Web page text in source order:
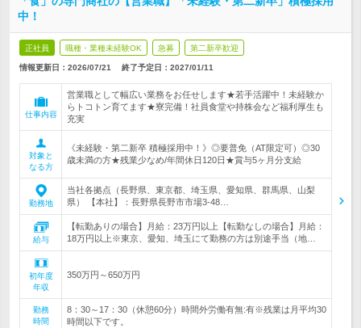
中！
正社員 職種・業種未経験OK 急募 第二新卒歓迎
情報更新日：2026/07/21 終了予定日： 2027/01/11
仕事内容
営業職として幅広い業務をお任せします★若手活躍中！未経験か
らトコトン育てます★寮完備！社員食堂や持株会など福利厚生も
充実
対象と
なる方
《未経験・第二新卒 積極採用中！》◎要普免（AT限定可）◎30
歳未満の方★残業少なめ/年間休日120日★賞与5ヶ月分支給
勤務地
当社各拠点（長野県、東京都、埼玉県、愛知県、群馬県、山梨
県） 【本社】：長野県長野市市場3-48…
給与
【転勤ありの場合】月給：23万円以上【転勤なしの場合】月給：
18万円以上※東京、愛知、埼玉にて勤務の方は別途手当（地…
初年度
年収
350万円～650万円
勤務
時間
8：30～17：30（休憩60分）時間外労働有無:有※残業は月平均30
時間以下です。